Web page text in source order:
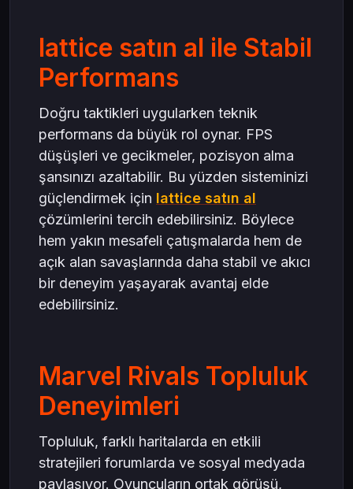
lattice satın al ile Stabil
Performans
Doğru taktikleri uygularken teknik
performans da büyük rol oynar. FPS
düşüşleri ve gecikmeler, pozisyon alma
şansınızı azaltabilir. Bu yüzden sisteminizi
güçlendirmek için lattice satın al
çözümlerini tercih edebilirsiniz. Böylece
hem yakın mesafeli çatışmalarda hem de
açık alan savaşlarında daha stabil ve akıcı
bir deneyim yaşayarak avantaj elde
edebilirsiniz.
Marvel Rivals Topluluk
Deneyimleri
Topluluk, farklı haritalarda en etkili
stratejileri forumlarda ve sosyal medyada
paylaşıyor. Oyuncuların ortak görüşü,